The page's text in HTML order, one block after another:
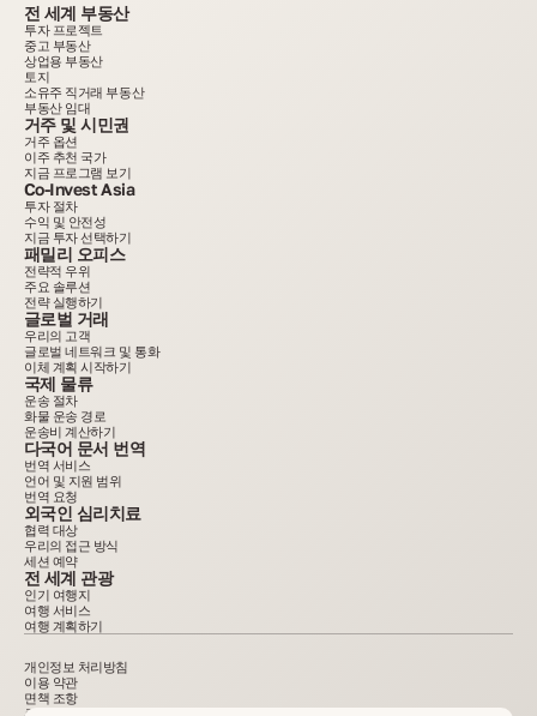
전 세계 부동산
투자 프로젝트
중고 부동산
상업용 부동산
토지
소유주 직거래 부동산
부동산 임대
거주 및 시민권
거주 옵션
이주 추천 국가
지금 프로그램 보기
Co-Invest Asia
투자 절차
수익 및 안전성
지금 투자 선택하기
패밀리 오피스
전략적 우위
주요 솔루션
전략 실행하기
글로벌 거래
우리의 고객
글로벌 네트워크 및 통화
이체 계획 시작하기
국제 물류
운송 절차
화물 운송 경로
운송비 계산하기
다국어 문서 번역
번역 서비스
언어 및 지원 범위
번역 요청
외국인 심리치료
협력 대상
우리의 접근 방식
세션 예약
전 세계 관광
인기 여행지
여행 서비스
여행 계획하기
개인정보 처리방침
이용 약관
면책 조항